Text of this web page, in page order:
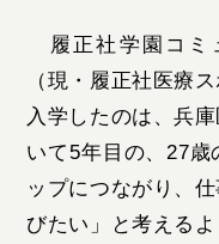
履正社学園コミ
（現・履正社医療
入学したのは、兵
いて5年目の、27歳
ップにつながり、
びたい」と考える